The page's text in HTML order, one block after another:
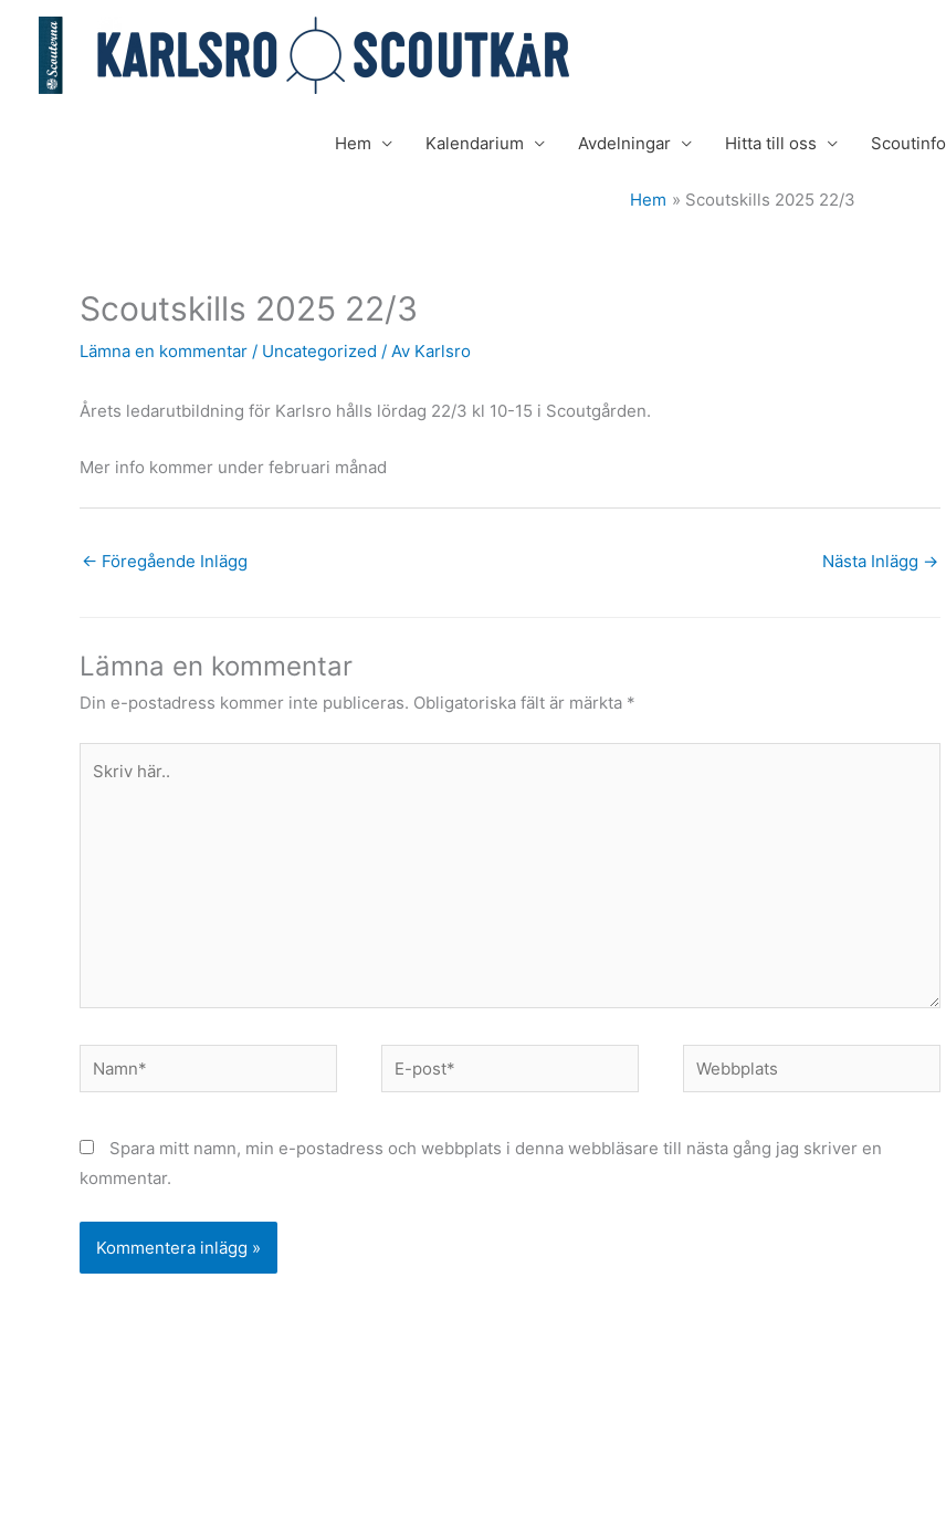
Hoppa
innehåll
Hem Kalendarium Avdelningar Hitta till oss Scoutinfo
Hem Scoutskills 2025 22/3
Scoutskills 2025 22/3
Lämna en kommentar / Uncategorized / Av Karlsro
Årets ledarutbildning för Karlsro hålls lördag 22/3 kl 10-15 i Scoutgården.
Mer info kommer under februari månad
← Föregående Inlägg Nästa Inlägg →
Lämna en kommentar
Din e-postadress kommer inte publiceras. Obligatoriska fält är märkta *
Namn*
E-
post*
Webbplats
Spara mitt namn, min e-postadress och webbplats i denna webbläsare till nästa gång jag skriver en
kommentar.